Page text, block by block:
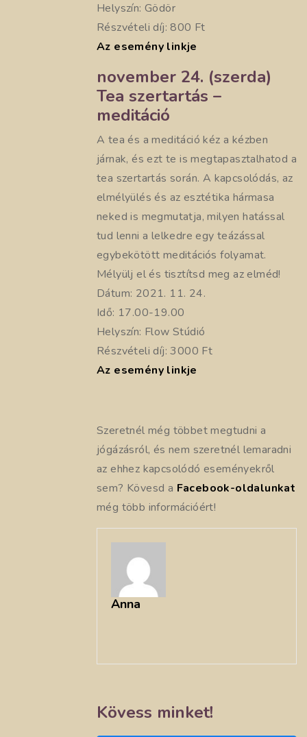
Helyszín: Gödör
Részvételi díj: 800 Ft
Az esemény linkje
november 24. (szerda)
Tea szertartás –
meditáció
A tea és a meditáció kéz a kézben
járnak, és ezt te is megtapasztalhatod a
tea szertartás során. A kapcsolódás, az
elmélyülés és az esztétika hármasa
neked is megmutatja, milyen hatással
tud lenni a lelkedre egy teázással
egybekötött meditációs folyamat.
Mélyülj el és tisztítsd meg az elméd!
Dátum: 2021. 11. 24.
Idő: 17.00-19.00
Helyszín: Flow Stúdió
Részvételi díj: 3000 Ft
Az esemény linkje
Szeretnél még többet megtudni a
jógázásról, és nem szeretnél lemaradni
az ehhez kapcsolódó eseményekről
sem? Kövesd a Facebook-oldalunkat
még több információért!
Anna
Kövess minket!